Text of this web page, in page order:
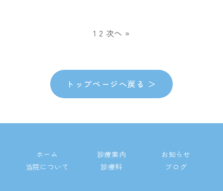
1 2 次へ »
トップページへ戻る ＞
ホーム 診療案内
お知らせ
当院について
診療科 ブログ